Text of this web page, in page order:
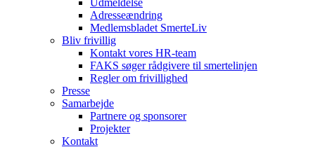
Udmeldelse
Adresseændring
Medlemsbladet SmerteLiv
Bliv frivillig
Kontakt vores HR-team
FAKS søger rådgivere til smertelinjen
Regler om frivillighed
Presse
Samarbejde
Partnere og sponsorer
Projekter
Kontakt